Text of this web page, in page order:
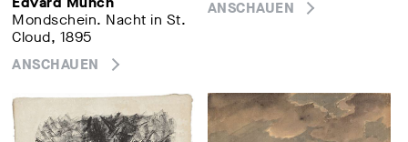
Mondschein. Nacht in St.
Cloud, 1895
ANSCHAUEN
ANSCHAUEN